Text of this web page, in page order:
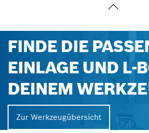
FINDE DIE
EINLAGE UND L-
DEINEM
Zur Werkzeugübersicht